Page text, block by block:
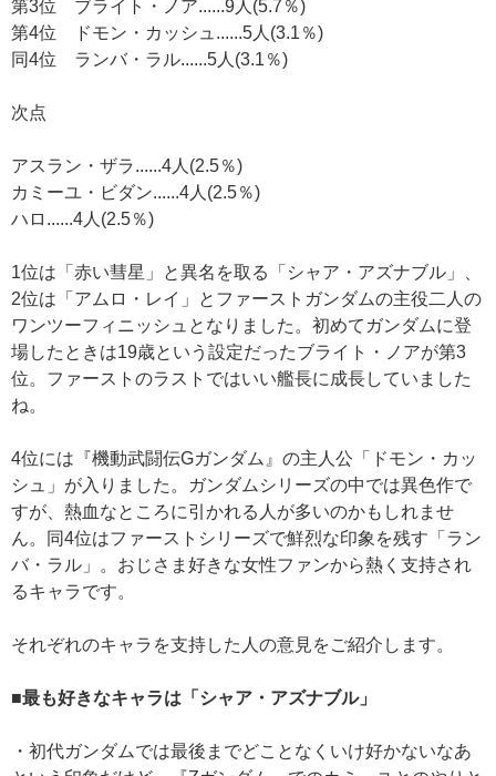
第3位 ブライト・ノア......9人(5.7％)
第4位 ドモン・カッシュ......5人(3.1％)
同4位 ランバ・ラル......5人(3.1％)
次点
アスラン・ザラ......4人(2.5％)
カミーユ・ビダン......4人(2.5％)
ハロ......4人(2.5％)
1位は「赤い彗星」と異名を取る「シャア・アズナブル」、
2位は「アムロ・レイ」とファーストガンダムの主役二人の
ワンツーフィニッシュとなりました。初めてガンダムに登
場したときは19歳という設定だったブライト・ノアが第3
位。ファーストのラストではいい艦長に成長していました
ね。
4位には『機動武闘伝Gガンダム』の主人公「ドモン・カッ
シュ」が入りました。ガンダムシリーズの中では異色作で
すが、熱血なところに引かれる人が多いのかもしれませ
ん。同4位はファーストシリーズで鮮烈な印象を残す「ラン
バ・ラル」。おじさま好きな女性ファンから熱く支持され
るキャラです。
それぞれのキャラを支持した人の意見をご紹介します。
■最も好きなキャラは「シャア・アズナブル」
・初代ガンダムでは最後までどことなくいけ好かないなあ